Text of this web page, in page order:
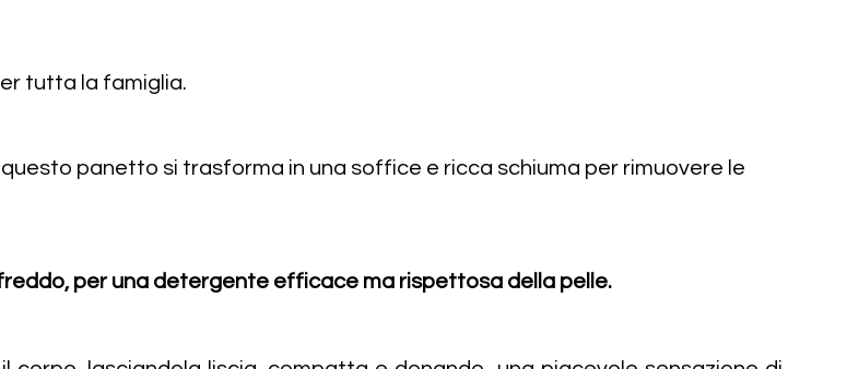
tutta la famiglia.
panetto si trasforma in una soffice e ricca schiuma per rimuovere le
per una detergente efficace ma rispettosa della pelle.